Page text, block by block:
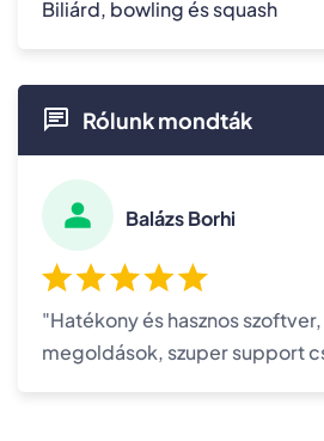
Biliárd, bowling és squash
Rólunk mondták
Balázs Borhi
"Hatékony és hasznos
megoldások, szuper support